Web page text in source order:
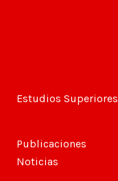
Estudios Superiores
Publicaciones
Noticias